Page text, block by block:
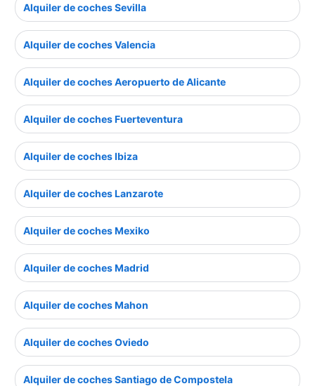
Alquiler de coches Sevilla
Alquiler de coches Valencia
Alquiler de coches Aeropuerto de Alicante
Alquiler de coches Fuerteventura
Alquiler de coches Ibiza
Alquiler de coches Lanzarote
Alquiler de coches Mexiko
Alquiler de coches Madrid
Alquiler de coches Mahon
Alquiler de coches Oviedo
Alquiler de coches Santiago de Compostela